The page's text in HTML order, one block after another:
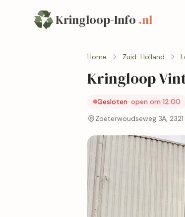
Kringloop-Info .nl
Home Zuid-Holland
Kringloop
Gesloten· open om 12:00
Zoeterwoudseweg 3A,